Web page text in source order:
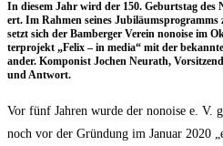
In die­sem Jahr wird der 150. Geburts­tag des
ert. Im Rah­men sei­nes
setzt sich der Bam­ber­ger Ver­ein nonoi­se im
ter­pro­jekt „Felix – in media“ mit der
an­der. Kom­po­nist Jochen Neu­r­a­th,
und Antwort.
Vor fünf Jah­ren wur­de der nonoi­se e. V.
noch vor der Grün­dung im Janu­ar 2020